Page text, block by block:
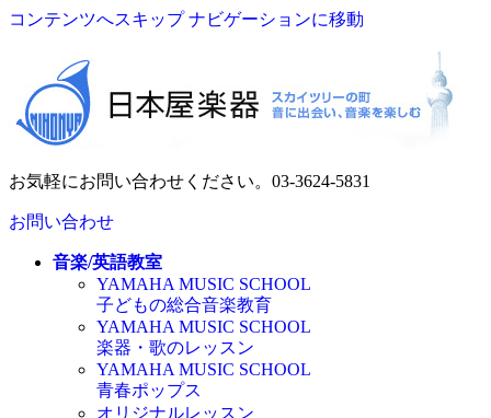
コンテンツへスキップ ナビゲーションに移動
お気軽にお問い合わせください。 03-3624-5831
お問い合わせ
音楽/英語教室
YAMAHA MUSIC SCHOOL
子どもの総合音楽教育
YAMAHA MUSIC SCHOOL
楽器・歌のレッスン
YAMAHA MUSIC SCHOOL
青春ポップス
オリジナルレッスン